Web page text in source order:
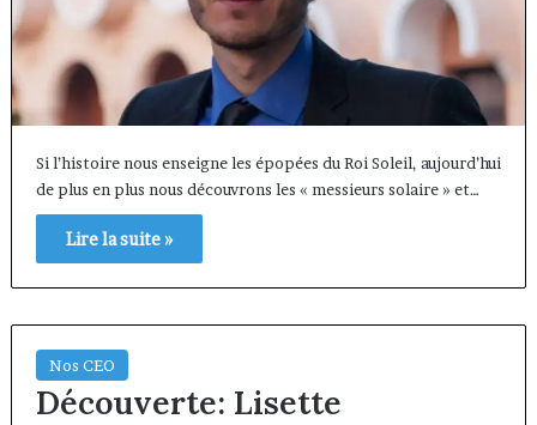
Si l’histoire nous enseigne les épopées du Roi Soleil, aujourd’hui
de plus en plus nous découvrons les « messieurs solaire » et…
Lire la suite »
Nos CEO
Découverte: Lisette